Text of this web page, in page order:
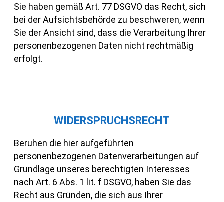
Sie haben gemäß Art. 77 DSGVO das Recht, sich
bei der Aufsichtsbehörde zu beschweren, wenn
Sie der Ansicht sind, dass die Verarbeitung Ihrer
personenbezogenen Daten nicht rechtmäßig
erfolgt.
WIDERSPRUCHSRECHT
Beruhen die hier aufgeführten
personenbezogenen Datenverarbeitungen auf
Grundlage unseres berechtigten Interesses
nach Art. 6 Abs. 1 lit. f DSGVO, haben Sie das
Recht aus Gründen, die sich aus Ihrer